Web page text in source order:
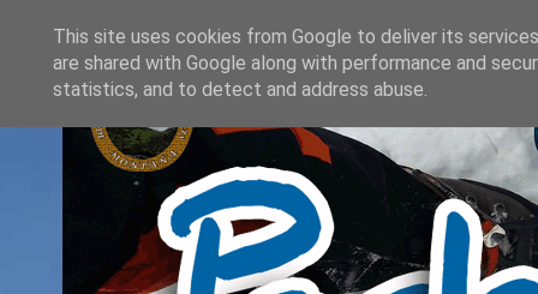
This site uses cookies from Google to deliver its
are shared with Google along with performance and
statistics, and to detect and address abuse.